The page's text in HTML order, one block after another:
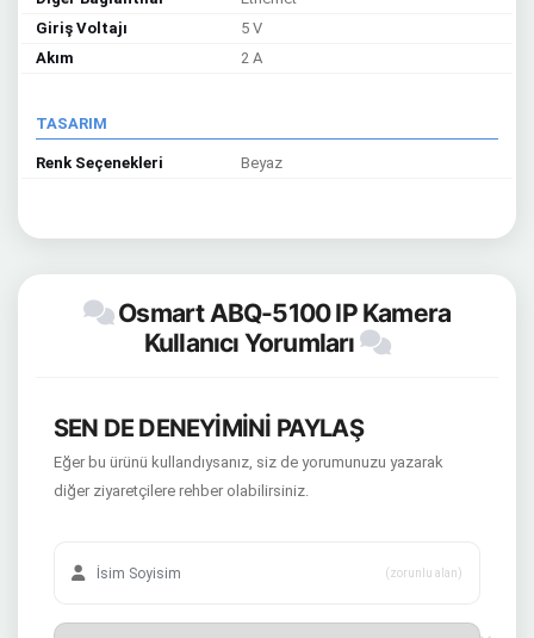
Giriş Voltajı
5 V
Akım
2 A
TASARIM
Renk Seçenekleri Beyaz
Osmart ABQ-5100 IP Kamera
Kullanıcı Yorumları
SEN DE DENEYİMİNİ PAYLAŞ
Eğer bu ürünü kullandıysanız, siz de yorumunuzu yazarak
diğer ziyaretçilere rehber olabilirsiniz.
(zorunlu alan)